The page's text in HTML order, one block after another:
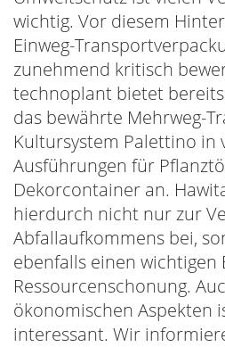
wichtig. Vor diesem
Einweg-
zunehmend kritisch
technoplant bietet
das bewährte Mehrweg-
Kultursystem Palettino in
Ausführungen für
Dekorcontainer an.
hierdurch nicht nur zur
Abfallaufkommens bei,
ebenfalls einen wichtigen
Ressourcenschonung.
ökonomischen Aspekten
interessant. Wir